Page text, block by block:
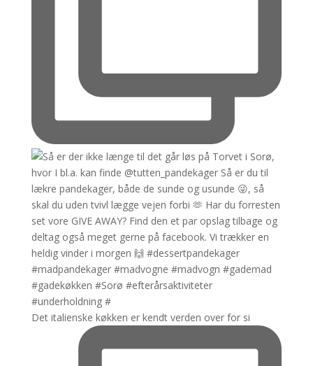
Det italienske køkken er kendt verden over for si